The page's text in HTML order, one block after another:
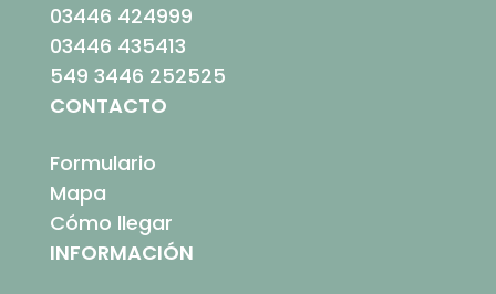
03446 424999
03446 435413
549 3446 252525
CONTACTO
Formulario
Mapa
Cómo llegar
INFORMACIÓN